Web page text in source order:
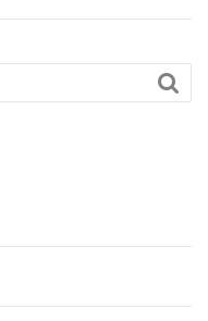
